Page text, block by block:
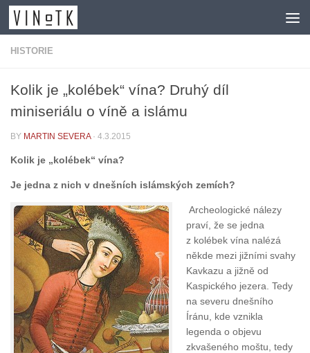
Skip to content
HISTORIE
Kolik je „kolébek“ vína? Druhý díl
miniseriálu o víně a islámu
BY MARTIN SEVERA · 4.3.2015
Kolik je „kolébek“ vína?
Je jedna z nich v dnešních islámských zemích?
Archeologické nálezy
praví, že se jedna
z kolébek vína nalézá
někde mezi jižními svahy
Kavkazu a jižně od
Kaspického jezera. Tedy
na severu dnešního
Íránu, kde vznikla
legenda o objevu
zkvašeného moštu, tedy